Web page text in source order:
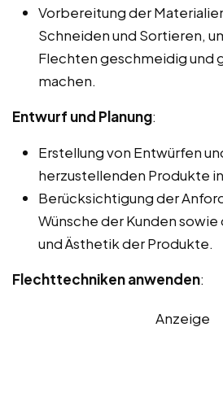
Vorbereitung der
Schneiden und Sortieren,
Flechten geschmeidig und
machen.
Entwurf und Planung:
Erstellung von Entwürfen
herzustellenden Produkte
Berücksichtigung der
Wünsche der Kunden
und Ästhetik der Produkte.
Flechttechniken anwenden:
Anzeige